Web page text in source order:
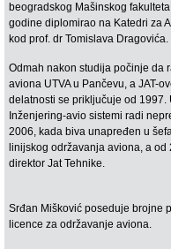
beogradskog Mašinskog
godine diplomirao na Katedri za
kod prof. dr Tomislava Dragovića.
Odmah nakon studija počinje da
aviona UTVA u Pančevu, a JAT-
delatnosti se priključuje od 1997.
Inženjering-avio sistemi radi
2006, kada biva unapređen u
linijskog održavanja aviona, a od
direktor Jat Tehnike.
Srđan Mišković poseduje brojne
licence za održavanje aviona.